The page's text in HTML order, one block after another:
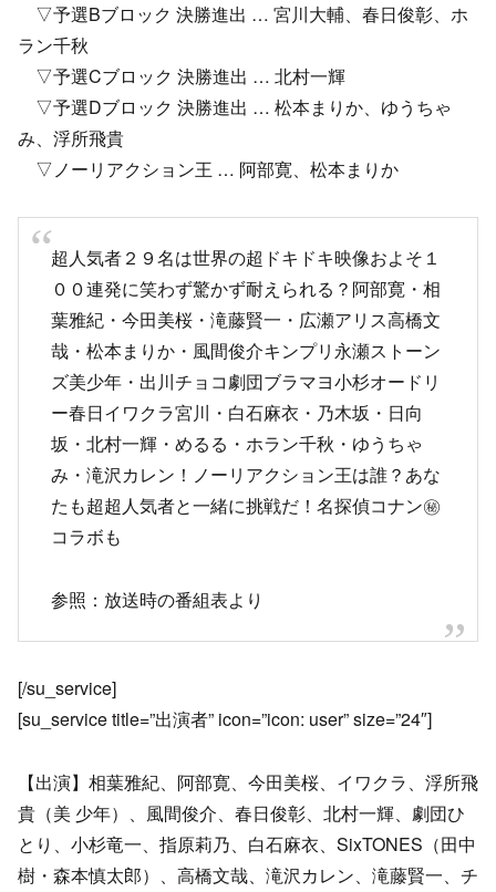
▽予選Bブロック 決勝進出 … 宮川大輔、春日俊彰、ホ
ラン千秋
▽予選Cブロック 決勝進出 … 北村一輝
▽予選Dブロック 決勝進出 … 松本まりか、ゆうちゃ
み、浮所飛貴
▽ノーリアクション王 … 阿部寛、松本まりか
超人気者２９名は世界の超ドキドキ映像およそ１
００連発に笑わず驚かず耐えられる？阿部寛・相
葉雅紀・今田美桜・滝藤賢一・広瀬アリス高橋文
哉・松本まりか・風間俊介キンプリ永瀬ストーン
ズ美少年・出川チョコ劇団ブラマヨ小杉オードリ
ー春日イワクラ宮川・白石麻衣・乃木坂・日向
坂・北村一輝・めるる・ホラン千秋・ゆうちゃ
み・滝沢カレン！ノーリアクション王は誰？あな
たも超超人気者と一緒に挑戦だ！名探偵コナン㊙
コラボも
参照：放送時の番組表より
[/su_service]
[su_service title=”出演者” icon=”icon: user” size=”24″]
【出演】相葉雅紀、阿部寛、今田美桜、イワクラ、浮所飛
貴（美 少年）、風間俊介、春日俊彰、北村一輝、劇団ひ
とり、小杉竜一、指原莉乃、白石麻衣、SixTONES（田中
樹・森本慎太郎）、高橋文哉、滝沢カレン、滝藤賢一、チ